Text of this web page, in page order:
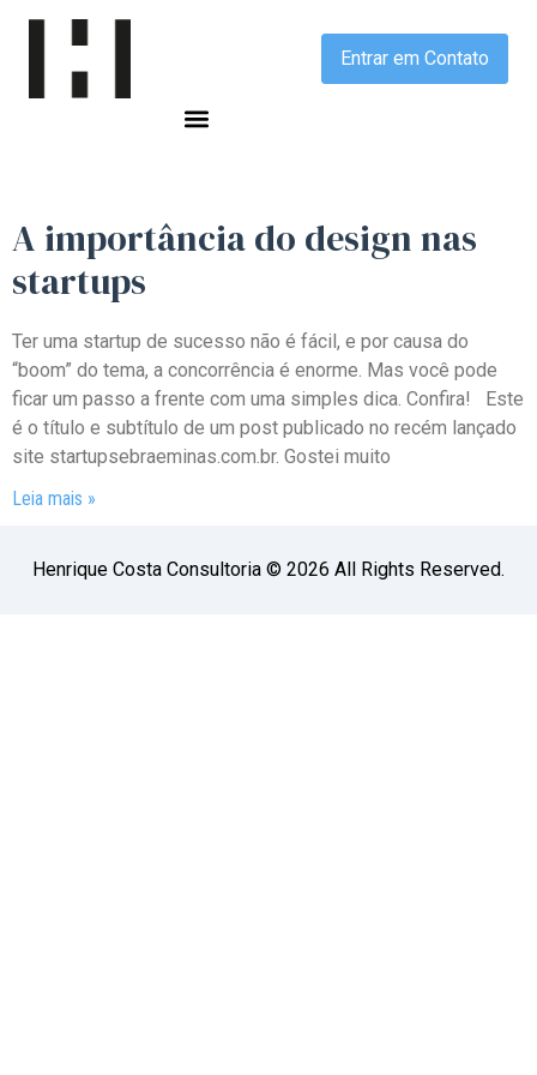
Entrar em Contato
A importância do design nas
startups
Ter uma startup de sucesso não é fácil, e por causa do
“boom” do tema, a concorrência é enorme. Mas você pode
ficar um passo a frente com uma simples dica. Confira! Este
é o título e subtítulo de um post publicado no recém lançado
site startupsebraeminas.com.br. Gostei muito
Leia mais »
Henrique Costa Consultoria © 2026 All Rights Reserved.